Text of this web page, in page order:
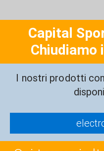
Capital
Chiudiamo
I nostri prodotti